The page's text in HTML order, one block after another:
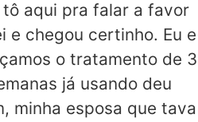
tô aqui pra falar a favor
e chegou certinho. Eu e
o tratamento de 3
já usando deu
minha esposa que tava